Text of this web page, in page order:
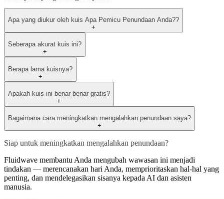
Apa yang diukur oleh kuis Apa Pemicu Penundaan Anda??
+
Seberapa akurat kuis ini?
+
Berapa lama kuisnya?
+
Apakah kuis ini benar-benar gratis?
+
Bagaimana cara meningkatkan mengalahkan penundaan saya?
+
Siap untuk meningkatkan mengalahkan penundaan?
Fluidwave membantu Anda mengubah wawasan ini menjadi
tindakan — merencanakan hari Anda, memprioritaskan hal-hal yang
penting, dan mendelegasikan sisanya kepada AI dan asisten
manusia.